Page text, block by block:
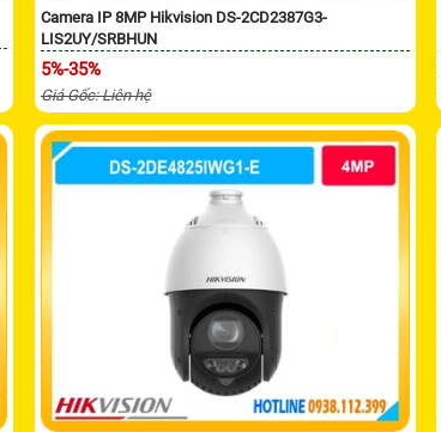
Camera IP 8MP Hikvision DS-2CD2387G3-
LIS2UY/SRBHUN
5%-35%
Giá Gốc: Liên hệ